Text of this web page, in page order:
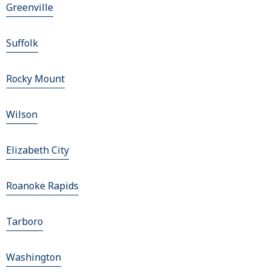
Greenville
Suffolk
Rocky Mount
Wilson
Elizabeth City
Roanoke Rapids
Tarboro
Washington